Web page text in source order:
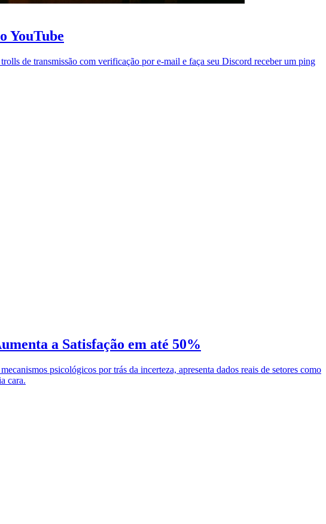
YouTube
de transmissão com verificação por e-mail e faça seu Discord receber um ping
a Satisfação em até 50%
psicológicos por trás da incerteza, apresenta dados reais de setores como
cara.